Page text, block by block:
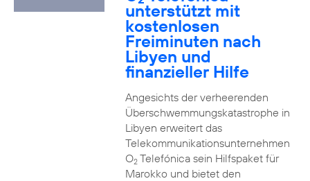
unterstützt mit
kostenlosen
Freiminuten nach
Libyen und
finanzieller Hilfe
Angesichts der verheerenden
Überschwemmungskatastrophe in
Libyen erweitert das
Telekommunikationsunternehmen
O2Telefónica sein Hilfspaket für
Marokko und bietet den